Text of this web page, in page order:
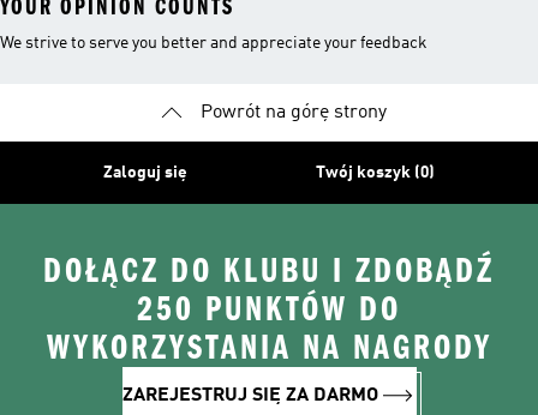
YOUR OPINION COUNTS
We strive to serve you better and appreciate your feedback
Powrót na górę strony
Zaloguj się Twój koszyk (0)
DOŁĄCZ DO KLUBU I ZDOBĄDŹ
250 PUNKTÓW DO
WYKORZYSTANIA NA NAGRODY
ZAREJESTRUJ SIĘ ZA DARMO